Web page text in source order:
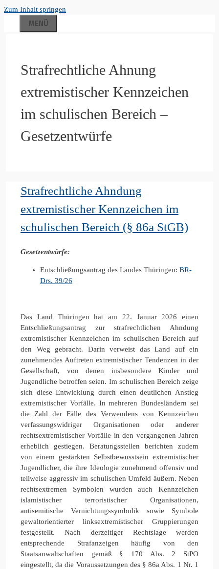
Zum Inhalt springen
MENÜ
Strafrechtliche Ahnung
extremistischer Kennzeichen
im schulischen Bereich –
Gesetzentwürfe
Strafrechtliche Ahndung
extremistischer Kennzeichen im
schulischen Bereich (§ 86a StGB)
Gesetzentwürfe:
Entschließungsantrag des Landes Thüringen: BR-
Drs. 39/26
Das Land Thüringen hat am 22. Januar 2026 einen
Entschließungsantrag zur strafrechtlichen Ahndung
extremistischer Kennzeichen im schulischen Bereich auf
den Weg gebracht. Darin verweist das Land auf ein
zunehmendes Auftreten extremistischer Tendenzen in der
Gesellschaft, von denen insbesondere Kinder und
Jugendliche betroffen seien. Im schulischen Bereich zeige
sich diese Entwicklung durch einen deutlichen Anstieg
extremistischer Vorfälle. In mehreren Bundesländern sei
die Zahl der Fälle des Verwendens von Kennzeichen
verfassungswidriger Organisationen oder anderer
rechtsextremistischer Vorfälle in den vergangenen Jahren
erheblich gestiegen. Beratungsstellen berichten zudem
von einem gestärkten Selbstbewusstsein extremistischer
Jugendlicher, die ihre Ideologie zunehmend offensiv und
teilweise aggressiv im schulischen Umfeld äußern. Neben
rechtsextremen Symbolen wurden auch Kennzeichen
islamistischer terroristischer Organisationen,
antisemitische Vernichtungssymbolik sowie Symbole
gewaltorientierter linksextremistischer Gruppierungen
festgestellt. Nach derzeitiger Rechtslage werden
entsprechende Strafanzeigen häufig von den
Staatsanwaltschaften gemäß § 170 Abs. 2 StPO
eingestellt, da die Voraussetzungen des § 86a Abs. 1 Nr. 1